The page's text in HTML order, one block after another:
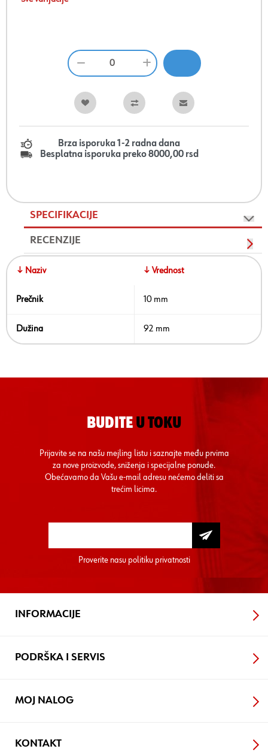
Brza isporuka 1-2 radna dana
Besplatna isporuka preko 8000,00 rsd
SPECIFIKACIJE
RECENZIJE
↓ Naziv ↓ Vrednost
Prečnik 10 mm
Dužina 92 mm
BUDITE U TOKU
Prijavite se na našu mejling listu i saznajte među prvima
za nove proizvode, sniženja i specijalne ponude.
Obećavamo da Vašu e-mail adresu nećemo deliti sa
trećim licima.
Proverite nasu politiku privatnosti
INFORMACIJE
PODRŠKA I SERVIS
MOJ NALOG
KONTAKT